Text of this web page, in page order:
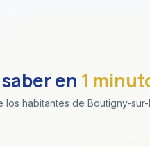
en 1
los habitantes de Boutigny-